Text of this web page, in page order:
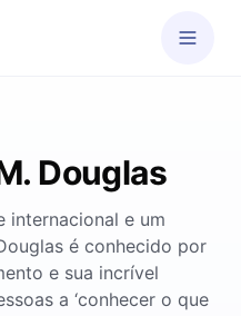
Douglas
internacional e um
é conhecido por
e sua incrível
a ‘conhecer o que